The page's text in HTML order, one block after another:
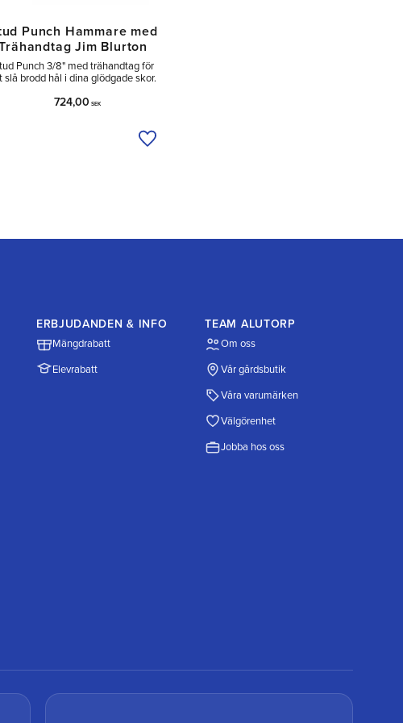
Punch Hammare med
Jim Blurton
Punch 3/8" med trähandtag för
slå brodd hål i dina glödgade skor.
724,00 SEK
Lägg till i önskelista
ERBJUDANDEN & INFO
Mängdrabatt
Elevrabatt
TEAM ALUTORP
Om oss
Vår gårdsbutik
Våra varumärken
Välgörenhet
Jobba hos oss